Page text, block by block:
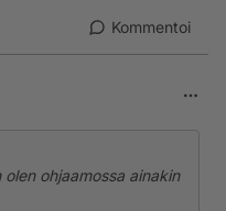
Kommentoi
ohjaamossa ainakin